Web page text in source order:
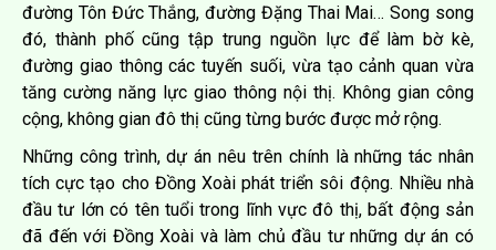
đường Tôn Đức Thắng, đường Đặng Thai Mai… Song song
đó, thành phố cũng tập trung nguồn lực để làm bờ kè,
đường giao thông các tuyến suối, vừa tạo cảnh quan vừa
tăng cường năng lực giao thông nội thị. Không gian công
cộng, không gian đô thị cũng từng bước được mở rộng.
Những công trình, dự án nêu trên chính là những tác nhân
tích cực tạo cho Đồng Xoài phát triển sôi động. Nhiều nhà
đầu tư lớn có tên tuổi trong lĩnh vực đô thị, bất động sản
đã đến với Đồng Xoài và làm chủ đầu tư những dự án có